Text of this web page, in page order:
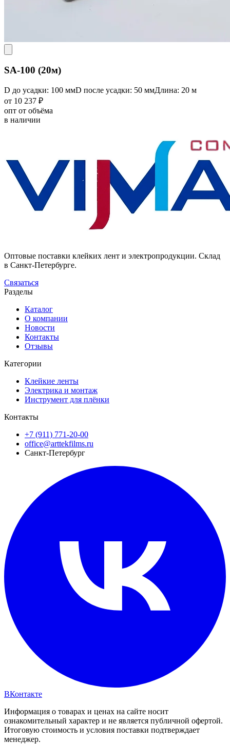
SA-100 (20м)
D до усадки: 100 ммD после усадки: 50 ммДлина: 20 м
от 10 237 ₽
опт от объёма
в наличии
Оптовые поставки клейких лент и электропродукции. Склад
в Санкт-Петербурге.
Связаться
Разделы
Каталог
О компании
Новости
Контакты
Отзывы
Категории
Клейкие ленты
Электрика и монтаж
Инструмент для плёнки
Контакты
+7 (911) 771-20-00
office@arttekfilms.ru
Санкт-Петербург
ВКонтакте
Информация о товарах и ценах на сайте носит
ознакомительный характер и не является публичной офертой.
Итоговую стоимость и условия поставки подтверждает
менеджер.